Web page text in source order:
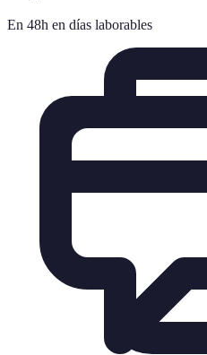
En 48h en días laborables